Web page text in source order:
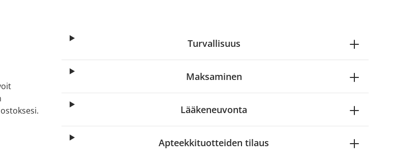
Turvallisuus
Maksaminen
Lääkeneuvonta
Apteekkituotteiden tilaus